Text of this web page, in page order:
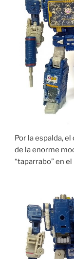
Por la espalda,
de la enorme
“taparrabo” en